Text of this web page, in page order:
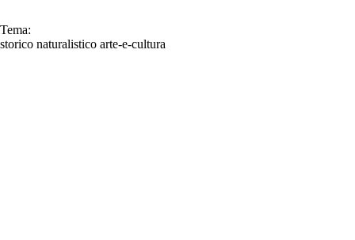
Tema:
storico naturalistico arte-e-cultura